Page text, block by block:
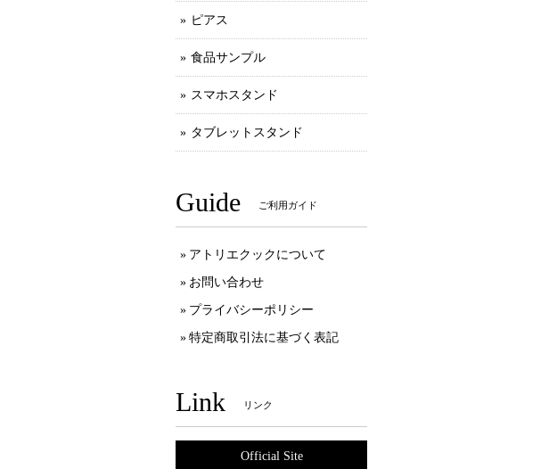
ピアス
食品サンプル
スマホスタンド
タブレットスタンド
Guide ご利用ガイド
アトリエクックについて
お問い合わせ
プライバシーポリシー
特定商取引法に基づく表記
Link リンク
Official Site